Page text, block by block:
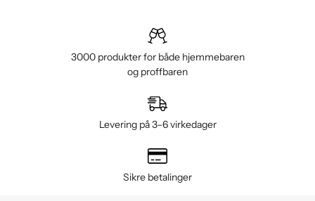
3000 produkter for både hjemmebaren
og proffbaren
Levering på 3–6 virkedager
Sikre betalinger